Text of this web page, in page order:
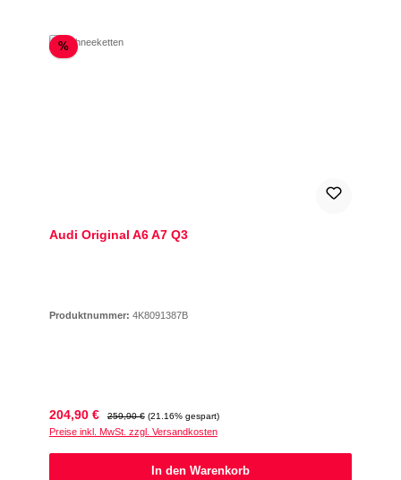
%Rabatt
Audi Original A6 A7 Q3
Produktnummer: 4K8091387B
Verkaufspreis:
204,90 € Regulärer Preis:
259,90 € (21.16% gespart)
Preise inkl. MwSt. zzgl. Versandkosten
In den Warenkorb